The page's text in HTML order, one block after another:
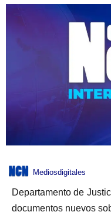
Mediosdigitales
Departamento de
documentos nuevos